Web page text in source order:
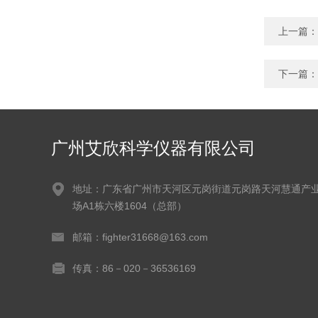
上一篇：
下一篇：
广州艾欣科学仪器有限公司
地址：广东省广州市天河区元岗街道元岗路天河慧通产
场A1栋六楼1604（总部）
邮箱：fighter31668@163.com
传真：86－020－36536169